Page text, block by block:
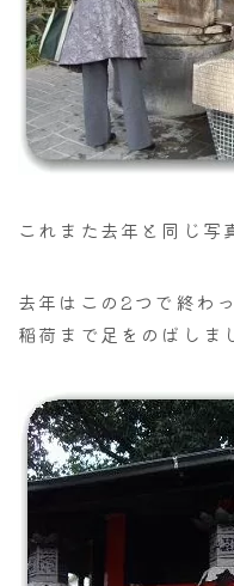
これまた去年と同じ写
去年はこの2つで終わ
稲荷まで足をのばしま